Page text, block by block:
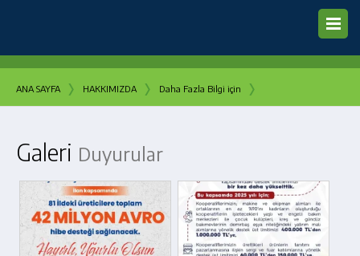
ANA SAYFA › HAKKIMIZDA › Daha Fazla Bilgi için ›
Galeri Duyurular